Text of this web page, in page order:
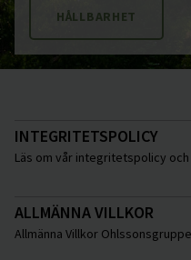
HÅLLBARHET
INTEGRITETSPOLICY
Läs om vår integritetspolicy
ALLMÄNNA VILLKOR
Allmänna Villkor